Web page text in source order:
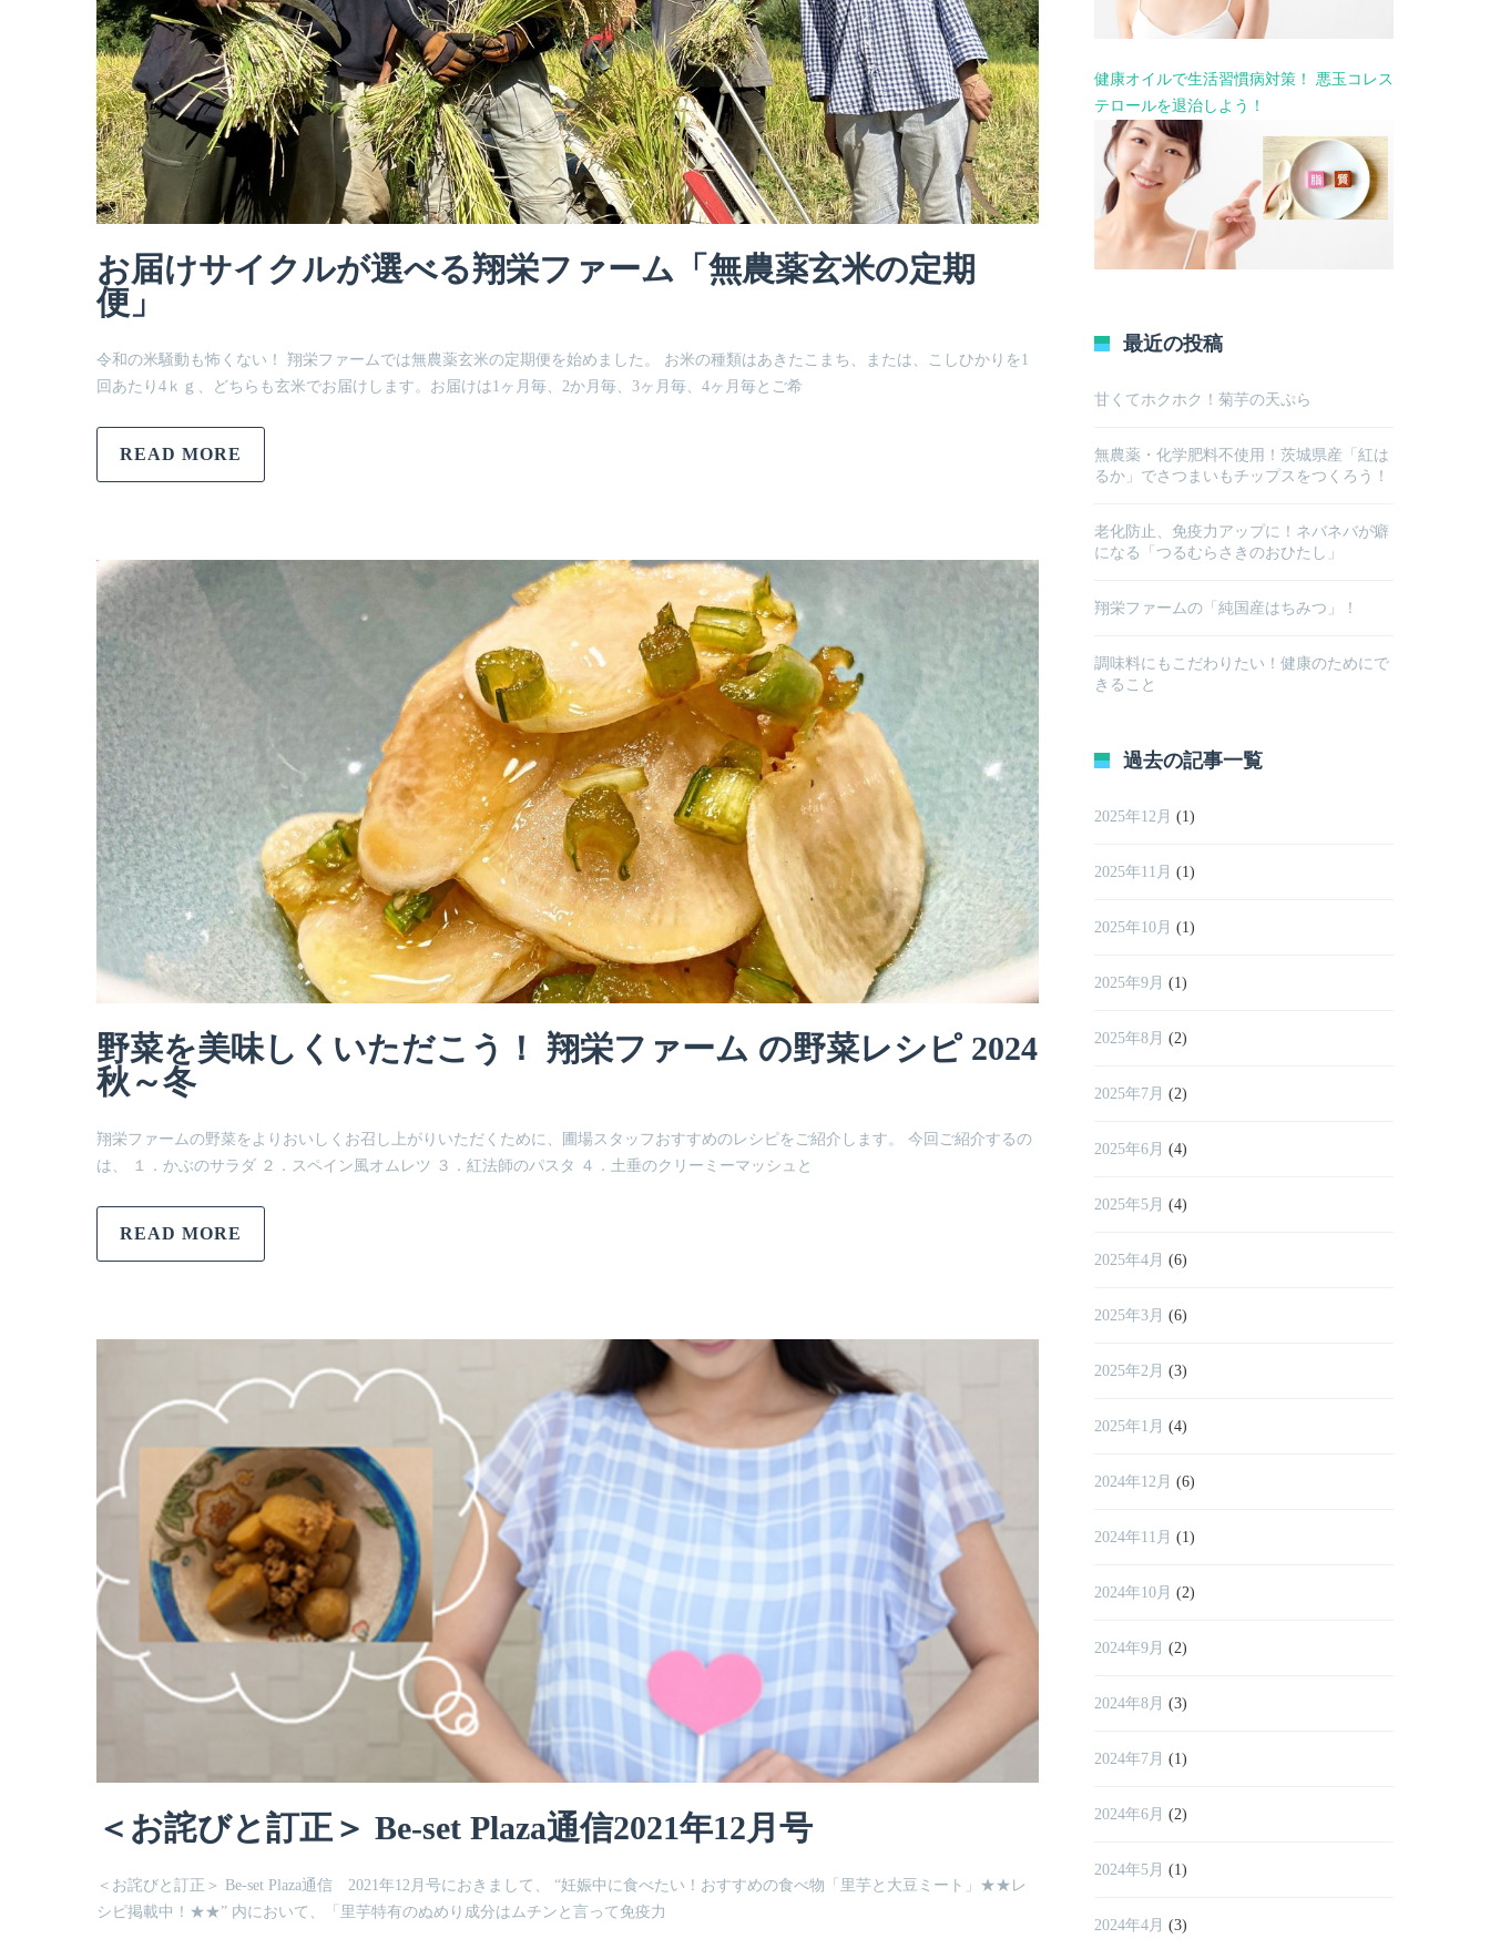
お届けサイクルが選べる翔栄ファーム「無農薬玄米の定期
便」
令和の米騒動も怖くない！ 翔栄ファームでは無農薬玄米の定期便を始めました。 お米の種類はあきたこまち、または、こしひかりを1
回あたり4ｋｇ、どちらも玄米でお届けします。お届けは1ヶ月毎、2か月毎、3ヶ月毎、4ヶ月毎とご希
READ MORE
野菜を美味しくいただこう！ 翔栄ファーム の野菜レシピ 2024
秋～冬
翔栄ファームの野菜をよりおいしくお召し上がりいただくために、圃場スタッフおすすめのレシピをご紹介します。 今回ご紹介するの
は、 １．かぶのサラダ ２．スペイン風オムレツ ３．紅法師のパスタ ４．土垂のクリーミーマッシュと
READ MORE
＜お詫びと訂正＞ Be-set Plaza通信2021年12月号
＜お詫びと訂正＞ Be-set Plaza通信 2021年12月号におきまして、 “妊娠中に食べたい！おすすめの食べ物「里芋と大豆ミート」★★レ
シピ掲載中！★★” 内において、「里芋特有のぬめり成分はムチンと言って免疫力
健康オイルで生活習慣病対策！ 悪玉コレス
テロールを退治しよう！
最近の投稿
甘くてホクホク！菊芋の天ぷら
無農薬・化学肥料不使用！茨城県産「紅は
るか」でさつまいもチップスをつくろう！
老化防止、免疫力アップに！ネバネバが癖
になる「つるむらさきのおひたし」
翔栄ファームの「純国産はちみつ」！
調味料にもこだわりたい！健康のためにで
きること
過去の記事一覧
2025年12月 (1)
2025年11月 (1)
2025年10月 (1)
2025年9月 (1)
2025年8月 (2)
2025年7月 (2)
2025年6月 (4)
2025年5月 (4)
2025年4月 (6)
2025年3月 (6)
2025年2月 (3)
2025年1月 (4)
2024年12月 (6)
2024年11月 (1)
2024年10月 (2)
2024年9月 (2)
2024年8月 (3)
2024年7月 (1)
2024年6月 (2)
2024年5月 (1)
2024年4月 (3)